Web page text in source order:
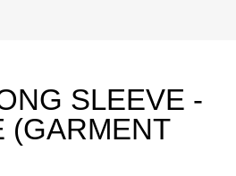
SLEEVE -
(GARMENT